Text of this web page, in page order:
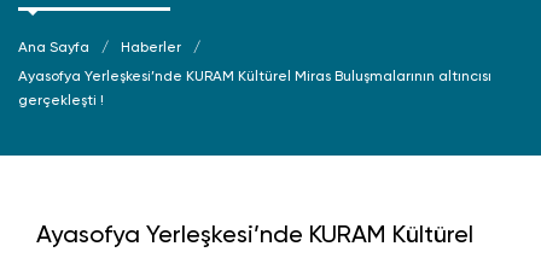
Ana Sayfa
Haberler
Ayasofya Yerleşkesi’nde KURAM Kültürel Miras Buluşmalarının altıncısı
gerçekleşti !
Ayasofya Yerleşkesi’nde KURAM Kültürel